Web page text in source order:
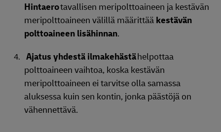
Hintaerotavallisen meripolttoaineen ja kestävän
meripolttoaineen välillä määrittää kestävän
polttoaineen lisähinnan.
Ajatus yhdestä ilmakehästähelpottaa
polttoaineen vaihtoa, koska kestävän
meripolttoaineen ei tarvitse olla samassa
aluksessa kuin sen kontin, jonka päästöjä on
vähennettävä.